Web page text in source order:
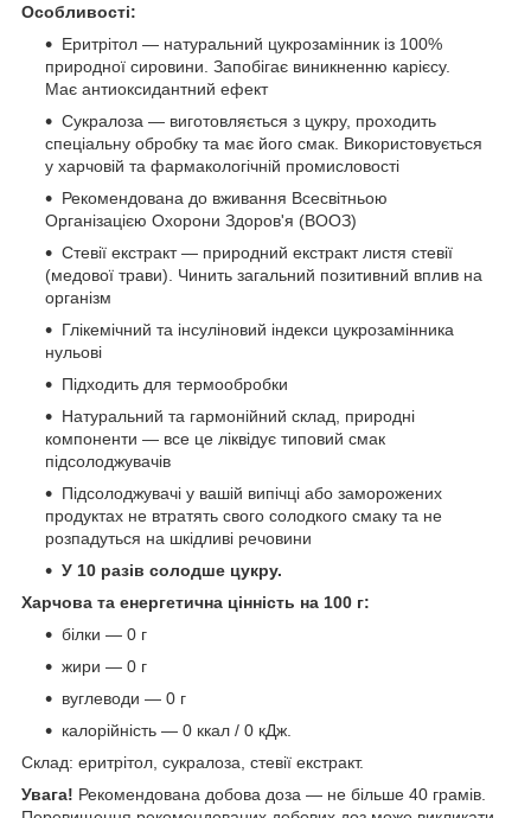
Особливості:
Еритрітол — натуральний цукрозамінник із 100%
природної сировини. Запобігає виникненню карієсу.
Має антиоксидантний ефект
Сукралоза — виготовляється з цукру, проходить
спеціальну обробку та має його смак. Використовується
у харчовій та фармакологічній промисловості
Рекомендована до вживання Всесвітньою
Організацією Охорони Здоров'я (ВООЗ)
Стевії екстракт — природний екстракт листя стевії
(медової трави). Чинить загальний позитивний вплив на
організм
Глікемічний та інсуліновий індекси цукрозамінника
нульові
Підходить для термообробки
Натуральний та гармонійний склад, природні
компоненти — все це ліквідує типовий смак
підсолоджувачів
Підсолоджувачі у вашій випічці або заморожених
продуктах не втратять свого солодкого смаку та не
розпадуться на шкідливі речовини
У 10 разів солодше цукру.
Харчова та енергетична цінність на 100 г:
білки — 0 г
жири — 0 г
вуглеводи — 0 г
калорійність — 0 ккал / 0 кДж.
Склад: еритрітол, сукралоза, стевії екстракт.
Увага! Рекомендована добова доза — не більше 40 грамів.